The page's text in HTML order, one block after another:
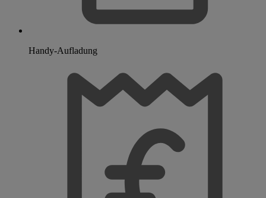
Handy-Aufladung